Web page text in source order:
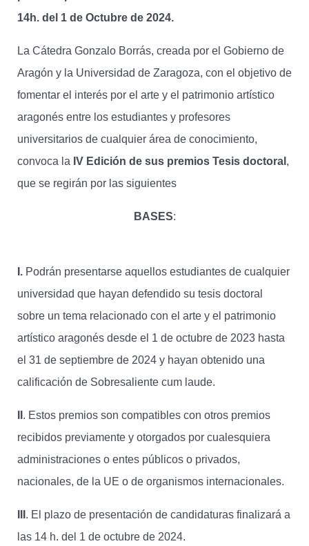
14h. del 1 de Octubre de 2024.
La Cátedra Gonzalo Borrás, creada por el Gobierno de
Aragón y la Universidad de Zaragoza, con el objetivo de
fomentar el interés por el arte y el patrimonio artístico
aragonés entre los estudiantes y profesores
universitarios de cualquier área de conocimiento,
convoca la IV Edición de sus premios Tesis doctoral ,
que se regirán por las siguientes
BASES:
I. Podrán presentarse aquellos estudiantes de cualquier
universidad que hayan defendido su tesis doctoral
sobre un tema relacionado con el arte y el patrimonio
artístico aragonés desde el 1 de octubre de 2023 hasta
el 31 de septiembre de 2024 y hayan obtenido una
calificación de Sobresaliente cum laude.
. Estos premios son compatibles con otros premios
recibidos previamente y otorgados por cualesquiera
administraciones o entes públicos o privados,
nacionales, de la UE o de organismos internacionales.
. El plazo de presentación de candidaturas finalizará a
las 14 h. del 1 de octubre de 2024.